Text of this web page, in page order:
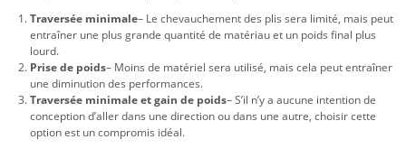
Traversée minimale– Le chevauchement des plis sera limité, mais peut
entraîner une plus grande quantité de matériau et un poids final plus
lourd.
Prise de poids– Moins de matériel sera utilisé, mais cela peut entraîner
une diminution des performances.
Traversée minimale et gain de poids– S’il n’y a aucune intention de
conception d’aller dans une direction ou dans une autre, choisir cette
option est un compromis idéal.